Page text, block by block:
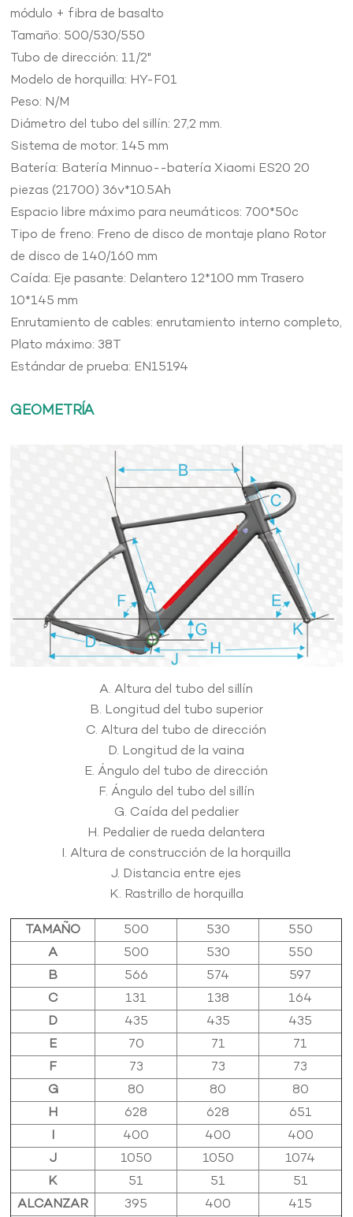
módulo + fibra de basalto
Tamaño: 500/530/550
Tubo de dirección: 11/2"
Modelo de horquilla: HY-F01
Peso: N/M
Diámetro del tubo del sillín: 27,2 mm.
Sistema de motor: 145 mm
Batería: Batería Minnuo--batería Xiaomi ES20 20
piezas (21700) 36v*10.5Ah
Espacio libre máximo para neumáticos: 700*50c
Tipo de freno: Freno de disco de montaje plano Rotor
de disco de 140/160 mm
Caída: Eje pasante: Delantero 12*100 mm Trasero
10*145 mm
Enrutamiento de cables: enrutamiento interno completo,
Plato máximo: 38T
Estándar de prueba: EN15194
GEOMETRÍA
A. Altura del tubo del sillín
B. Longitud del tubo superior
C. Altura del tubo de dirección
D. Longitud de la vaina
E. Ángulo del tubo de dirección
F. Ángulo del tubo del sillín
G. Caída del pedalier
H. Pedalier de rueda delantera
I. Altura de construcción de la horquilla
J. Distancia entre ejes
K. Rastrillo de horquilla
TAMAÑO 500 530
550
A
500 530
550
B
566 574
597
C
131 138
164
D
435 435
435
E
70 71
71
F
73 73
73
G
80 80
80
H
628 628
651
I
400 400
400
J
1050 1050
1074
K
51 51
51
ALCANZAR
395 400 415